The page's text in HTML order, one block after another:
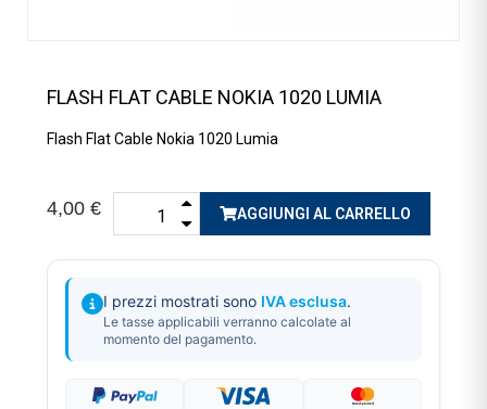
FLASH FLAT CABLE NOKIA 1020 LUMIA
Flash Flat Cable Nokia 1020 Lumia
4,00 € AGGIUNGI AL CARRELLO
I prezzi mostrati sono IVA esclusa.
Le tasse applicabili verranno calcolate al
momento del pagamento.